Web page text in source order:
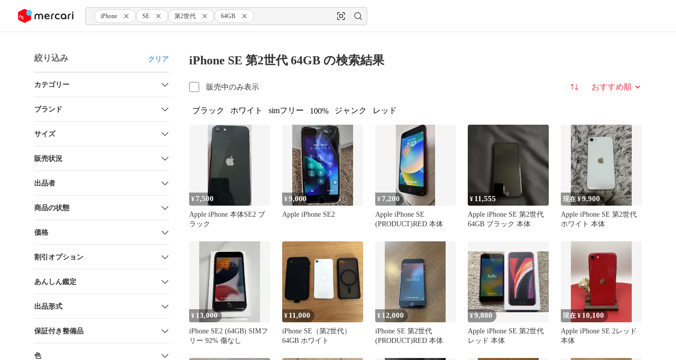
ツにスキップ iPhone SE 第2世代 64GB
絞り込み クリア
カテゴリー
ブランド
サイズ
販売状況
出品者
商品の状態
価格
割引オプション
あんしん鑑定
出品形式
保証付き整備品
色
iPhone SE 第2世代 64GB の検索結果
販売中のみ表示 並び替え
ブラック ホワイト simフリー 100% ジャンク レッド
¥ 7,500
Apple iPhone 本体SE2 ブ
ラック
¥9,000
Apple iPhone SE2
¥ 7,200
Apple iPhone SE
(PRODUCT)RED 本体
¥ 11,555
Apple iPhone SE 第2世代
64GB ブラック 本体
現在 ¥9,900
Apple iPhone SE 第2世代
ホワイト 本体
¥ 13,000
iPhone SE2 (64GB) SIMフ
リー 92% 傷なし
¥ 11,000
iPhone SE（第2世代）
64GB ホワイト
¥ 12,000
iPhone SE 第2世代
(PRODUCT)RED 本体
¥9,800
Apple iPhone SE 第2世代
レッド 本体
現在 ¥ 10,100
Apple iPhone SE 2レッド
本体